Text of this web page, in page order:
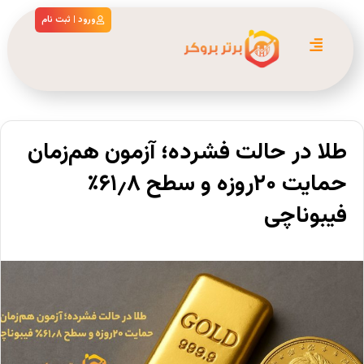
ورود | ثبت نام
طلا در حالت فشرده؛ آزمون هم‌زمان
حمایت ۲۰روزه و سطح ۶۱٫۸٪
فیبوناچی